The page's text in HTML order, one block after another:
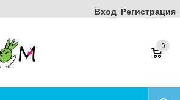
Вход Регистрация
0